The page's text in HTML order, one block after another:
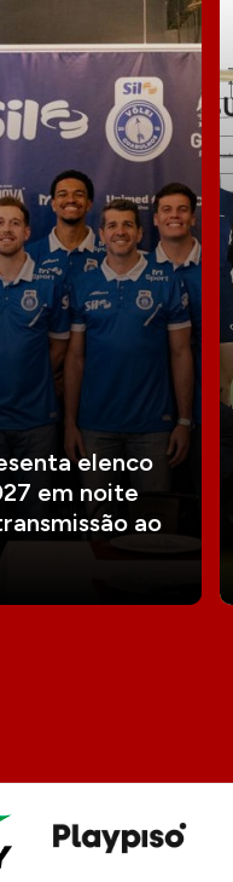
elenco
em noite
ao